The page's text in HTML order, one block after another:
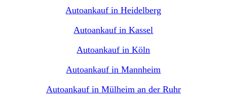
Autoankauf in Heidelberg
Autoankauf in Kassel
Autoankauf in Köln
Autoankauf in Mannheim
Autoankauf in Mülheim an der Ruhr